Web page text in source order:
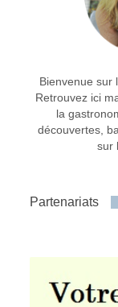
Bienvenue sur
Retrouvez ici
la
découvertes,
sur
Partenariats